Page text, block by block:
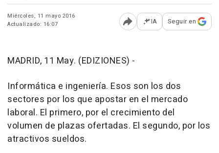
Miércoles, 11 mayo 2016
Actualizado: 16:07
Abrir opciones para
IA Seguir en
MADRID, 11 May. (EDIZIONES) -
Informática e ingeniería. Esos son los dos
sectores por los que apostar en el mercado
laboral. El primero, por el crecimiento del
volumen de plazas ofertadas. El segundo, por los
atractivos sueldos.